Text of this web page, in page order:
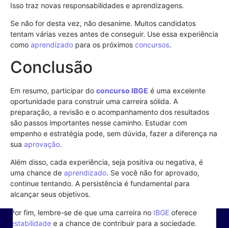
Isso traz novas responsabilidades e aprendizagens.
Se não for desta vez, não desanime. Muitos candidatos
tentam várias vezes antes de conseguir. Use essa experiência
como aprendizado para os próximos concursos.
Conclusão
Em resumo, participar do concurso IBGE é uma excelente
oportunidade para construir uma carreira sólida. A
preparação, a revisão e o acompanhamento dos resultados
são passos importantes nesse caminho. Estudar com
empenho e estratégia pode, sem dúvida, fazer a diferença na
sua aprovação.
Além disso, cada experiência, seja positiva ou negativa, é
uma chance de aprendizado. Se você não for aprovado,
continue tentando. A persistência é fundamental para
alcançar seus objetivos.
Por fim, lembre-se de que uma carreira no IBGE oferece
estabilidade e a chance de contribuir para a sociedade.